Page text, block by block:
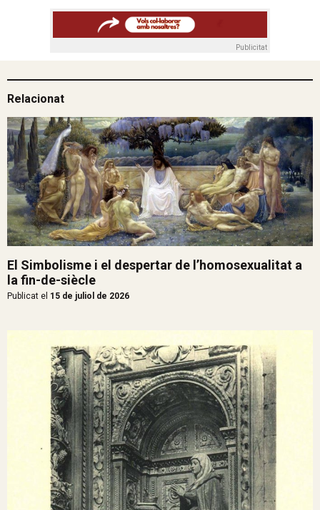
Publicitat
Relacionat
El Simbolisme i el despertar de l’homosexualitat a
la fin-de-siècle
Publicat el 15 de juliol de 2026